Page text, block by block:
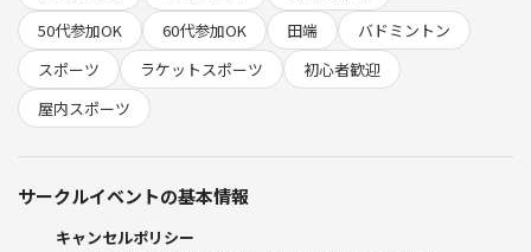
◆重要◆（ラケット貸出・体育館の確認）
申込完了後すぐに《システムから送信》というメッセージが届いてるの
で確認してください
50代参加OK
60代参加OK 田端
バドミントン
スポーツ
ラケットスポーツ
初心者歓迎
屋内スポーツ
サークルイベントの基本情報
キャンセルポリシー